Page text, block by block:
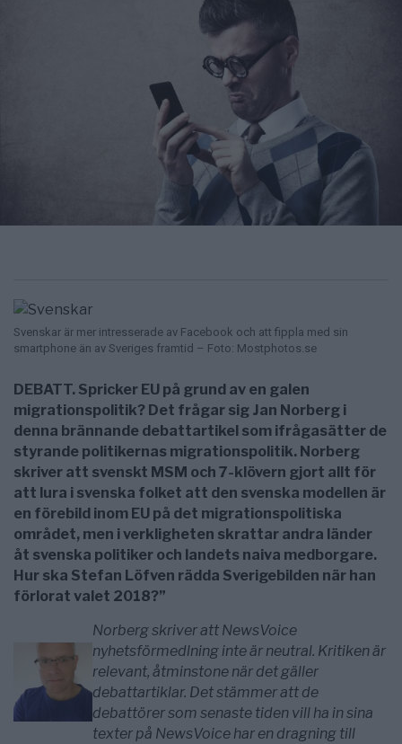
Svenskar är mer intresserade av Facebook och att fippla med sin
smartphone än av Sveriges framtid – Foto: Mostphotos.se
DEBATT. Spricker EU på grund av en galen
migrationspolitik? Det frågar sig Jan Norberg i
denna brännande debattartikel som ifrågasätter de
styrande politikernas migrationspolitik. Norberg
skriver att svenskt MSM och 7-klövern gjort allt för
att lura i svenska folket att den svenska modellen är
en förebild inom EU på det migrationspolitiska
området, men i verkligheten skrattar andra länder
åt svenska politiker och landets naiva medborgare.
Hur ska Stefan Löfven rädda Sverigebilden när han
förlorat valet 2018?”
Norberg skriver att NewsVoice
nyhetsförmedlning inte är neutral. Kritiken är
relevant, åtminstone när det gäller
debattartiklar. Det stämmer att de
debattörer som senaste tiden vill ha in sina
texter på NewsVoice har en dragning till